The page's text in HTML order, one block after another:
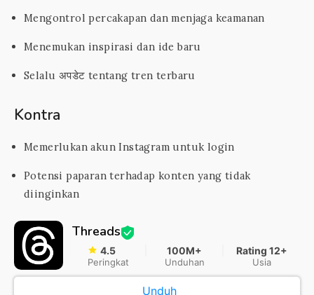
Mengontrol percakapan dan menjaga keamanan
Menemukan inspirasi dan ide baru
Selalu अपडेट tentang tren terbaru
Kontra
Memerlukan akun Instagram untuk login
Potensi paparan terhadap konten yang tidak
diinginkan
Threads
4.5
Peringkat
100M+
Unduhan
Rating 12+
Usia
Unduh